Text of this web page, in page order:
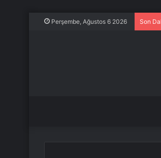
Perşembe, Ağustos 6 2026 Son